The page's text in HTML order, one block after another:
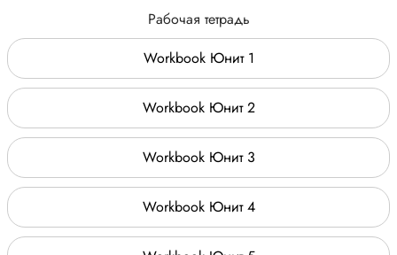
Рабочая тетрадь
Workbook Юнит 1
Workbook Юнит 2
Workbook Юнит 3
Workbook Юнит 4